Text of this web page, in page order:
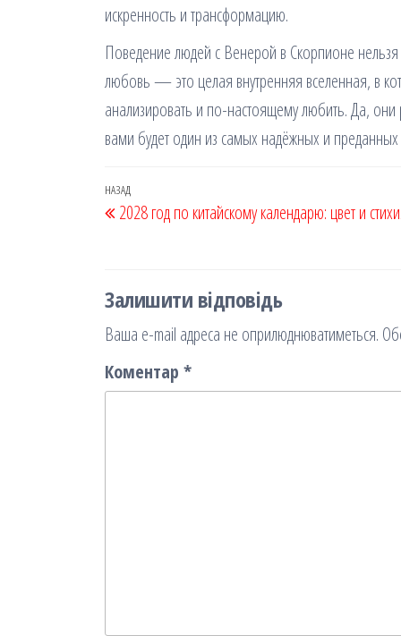
искренность и трансформацию.
Поведение людей с Венерой в Скорпионе
любовь — это целая внутренняя вселенная, в
анализировать и по-настоящему любить. Да,
вами будет один из самых надёжных и
Навігація
записів
Попередній
запис
НАЗАД
2028 год по китайскому календарю: цвет и
Залишити відповідь
Ваша e-mail адреса не оприлюднюватиметься.
Коментар *